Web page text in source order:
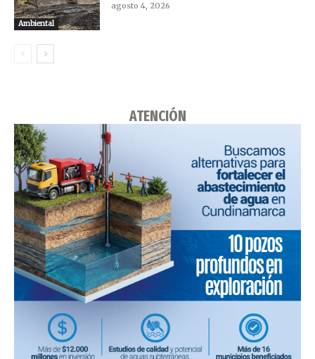
Ambiental
agosto 4, 2026
ATENCIÓN